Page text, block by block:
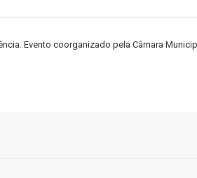
Evento coorganizado pela Câmara